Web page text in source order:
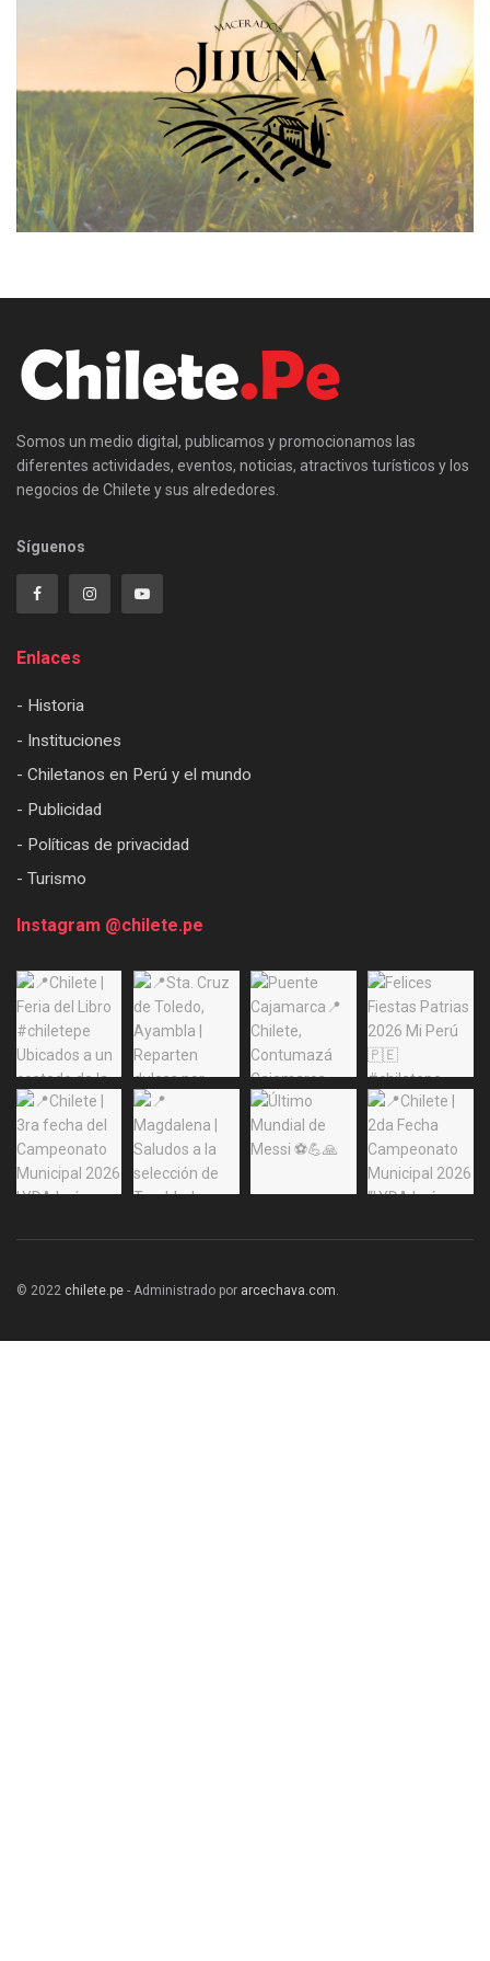
Somos un medio digital, publicamos y promocionamos las
diferentes actividades, eventos, noticias, atractivos turísticos y los
negocios de Chilete y sus alrededores.
Síguenos
Enlaces
- Historia
- Instituciones
- Chiletanos en Perú y el mundo
- Publicidad
- Políticas de privacidad
- Turismo
Instagram @chilete.pe
© 2022 chilete.pe - Administrado por arcechava.com